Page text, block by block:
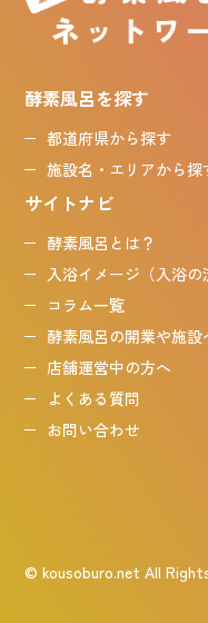
酵素風呂を探す
都道府県から探す
施設名・エリアから探
サイトナビ
酵素風呂とは？
入浴イメージ（入浴の
コラム一覧
酵素風呂の開業や施
店舗運営中の方へ
よくある質問
お問い合わせ
© kousoburo.net All